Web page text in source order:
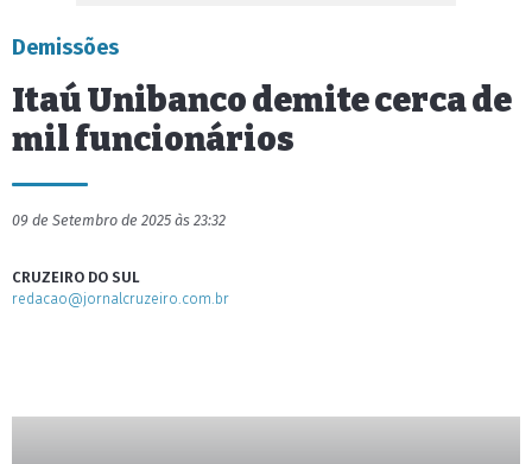
Demissões
Itaú Unibanco demite cerca de
mil funcionários
09 de Setembro de 2025 às 23:32
CRUZEIRO DO SUL
redacao@jornalcruzeiro.com.br